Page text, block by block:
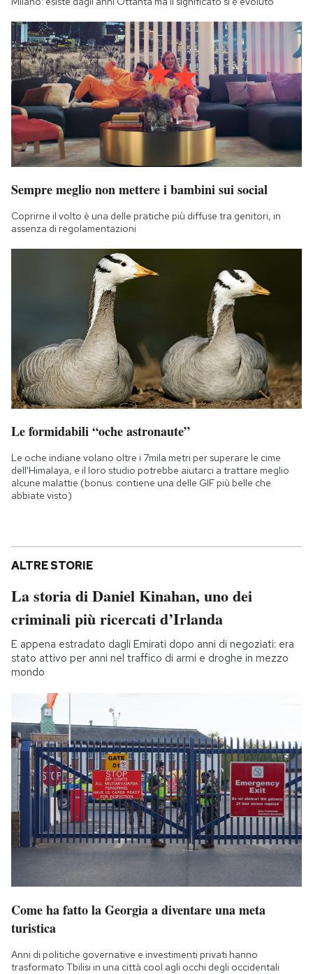
Sempre meglio non mettere i bambini sui social
Coprirne il volto è una delle pratiche più diffuse tra genitori, in
assenza di regolamentazioni
Le formidabili “oche astronaute”
Le oche indiane volano oltre i 7mila metri per superare le cime
dell'Himalaya, e il loro studio potrebbe aiutarci a trattare meglio
alcune malattie (bonus: contiene una delle GIF più belle che
abbiate visto)
ALTRE STORIE
La storia di Daniel Kinahan, uno dei
criminali più ricercati d’Irlanda
E appena estradato dagli Emirati dopo anni di negoziati: era
stato attivo per anni nel traffico di armi e droghe in mezzo
mondo
Come ha fatto la Georgia a diventare una meta
turistica
Anni di politiche governative e investimenti privati hanno
trasformato Tbilisi in una città cool agli occhi degli occidentali